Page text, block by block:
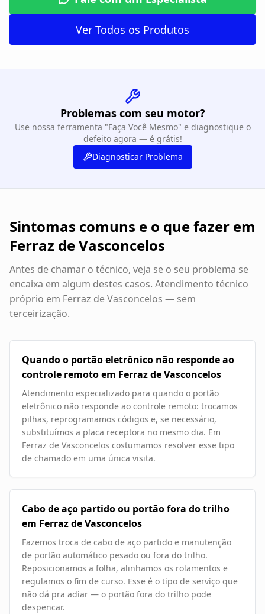
Ver Todos os Produtos
Problemas com seu motor?
Use nossa ferramenta "Faça Você Mesmo" e diagnostique o
defeito agora — é grátis!
Diagnosticar Problema
Sintomas comuns e o que fazer em
Ferraz de Vasconcelos
Antes de chamar o técnico, veja se o seu problema se
encaixa em algum destes casos. Atendimento técnico
próprio em Ferraz de Vasconcelos — sem
terceirização.
Quando o portão eletrônico não responde ao
controle remoto em Ferraz de Vasconcelos
Atendimento especializado para quando o portão
eletrônico não responde ao controle remoto: trocamos
pilhas, reprogramamos códigos e, se necessário,
substituímos a placa receptora no mesmo dia. Em
Ferraz de Vasconcelos costumamos resolver esse tipo
de chamado em uma única visita.
Cabo de aço partido ou portão fora do trilho
em Ferraz de Vasconcelos
Fazemos troca de cabo de aço partido e manutenção
de portão automático pesado ou fora do trilho.
Reposicionamos a folha, alinhamos os rolamentos e
regulamos o fim de curso. Esse é o tipo de serviço que
não dá pra adiar — o portão fora do trilho pode
despencar.